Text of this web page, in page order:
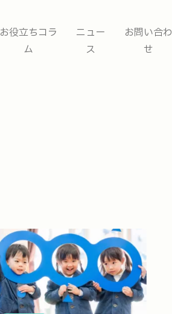
お役立ちコラ
ム
ニュー
ス
お問い合わ
せ